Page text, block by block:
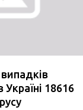
Україні 18616